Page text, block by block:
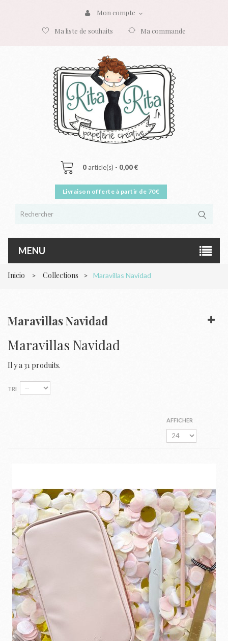
Mon compte
Ma commande
Ma liste de souhaits
0 article(s) - 0,00 €
MENU
Inicio > Collections > Maravillas Navidad
Maravillas Navidad
Maravillas Navidad
Il y a 31 produits.
TRI
AFFICHER